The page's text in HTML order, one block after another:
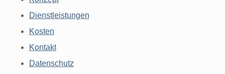
Dienstleistungen
Kosten
Kontakt
Datenschutz